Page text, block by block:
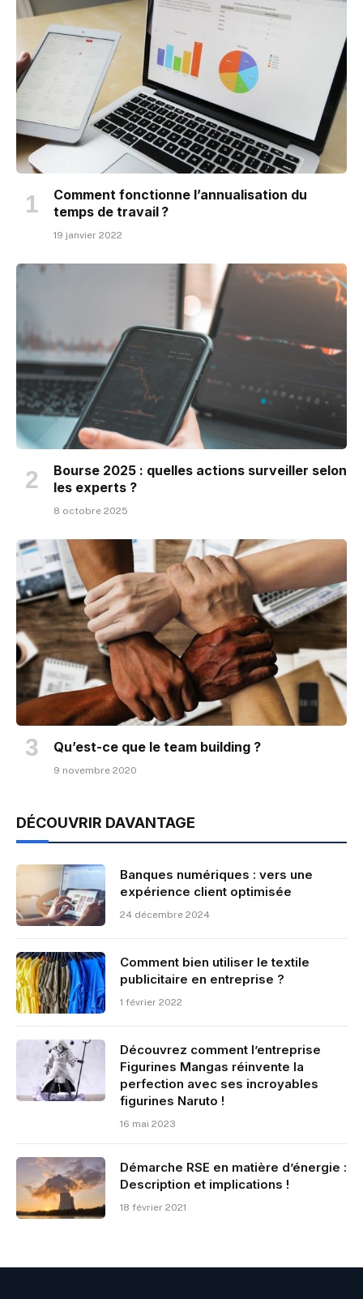
Comment fonctionne l’annualisation du
temps de travail ?
19 janvier 2022
Bourse 2025 : quelles actions surveiller selon
les experts ?
8 octobre 2025
Qu’est-ce que le team building ?
9 novembre 2020
DÉCOUVRIR DAVANTAGE
Banques numériques : vers une
expérience client optimisée
24 décembre 2024
Comment bien utiliser le textile
publicitaire en entreprise ?
1 février 2022
Découvrez comment l’entreprise
Figurines Mangas réinvente la
perfection avec ses incroyables
figurines Naruto !
16 mai 2023
Démarche RSE en matière d’énergie :
Description et implications !
18 février 2021